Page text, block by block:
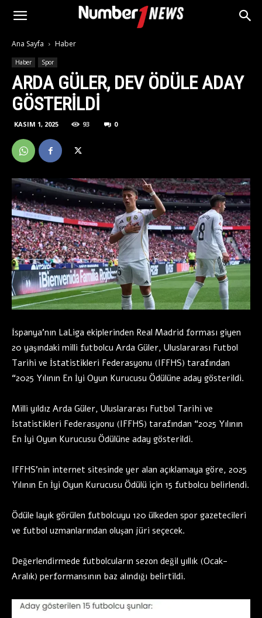
Ana Sayfa Haber
Haber Spor
ARDA GÜLER, DEV ÖDÜLE ADAY
GÖSTERILDI
KASIM 1, 2025 93 0
İspanya’nın LaLiga ekiplerinden Real Madrid forması giyen
20 yaşındaki milli futbolcu Arda Güler, Uluslararası Futbol
Tarihi ve İstatistikleri Federasyonu (IFFHS) tarafından
“2025 Yılının En İyi Oyun Kurucusu Ödülüne aday gösterildi.
Milli yıldız Arda Güler, Uluslararası Futbol Tarihi ve
İstatistikleri Federasyonu (IFFHS) tarafından “2025 Yılının
En İyi Oyun Kurucusu Ödülüne aday gösterildi.
IFFHS’nin internet sitesinde yer alan açıklamaya göre, 2025
Yılının En İyi Oyun Kurucusu Ödülü için 15 futbolcu belirlendi.
Ödüle layık görülen futbolcuyu 120 ülkeden spor gazetecileri
ve futbol uzmanlarından oluşan jüri seçecek.
Değerlendirmede futbolcuların sezon değil yıllık (Ocak-
Aralık) performansının baz alındığı belirtildi.